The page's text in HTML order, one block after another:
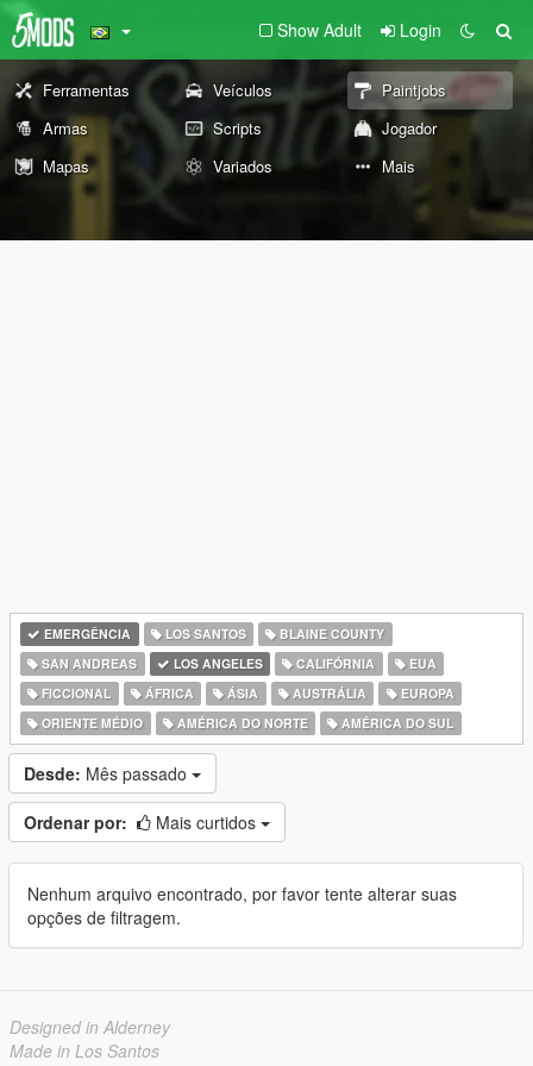
Show Adult Login
Ferramentas Veículos
Paintjobs
Armas
Scripts
Jogador
Mapas
Variados Mais
EMERGÊNCIA LOS SANTOS
BLAINE COUNTY
SAN ANDREAS
LOS ANGELES CALIFÓRNIA
EUA
FICCIONAL
ÁFRICA ÁSIA AUSTRÁLIA
EUROPA
ORIENTE MÉDIO
AMÉRICA DO NORTE AMÉRICA DO SUL
Desde: Mês passado
Ordenar por: Mais curtidos
Nenhum arquivo encontrado, por favor tente alterar suas
opções de filtragem.
Designed in Alderney
Made in Los Santos